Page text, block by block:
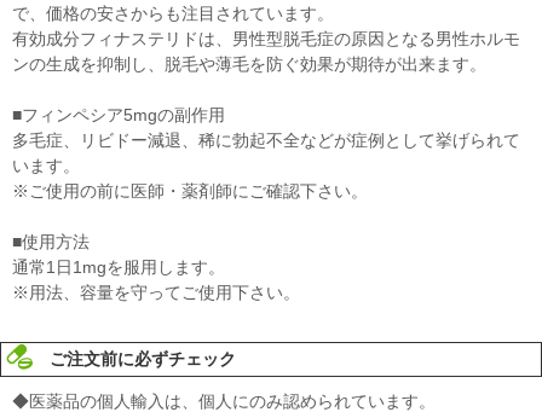
で、価格の安さからも注目されています。
有効成分フィナステリドは、男性型脱毛症の原因となる男性ホルモ
ンの生成を抑制し、脱毛や薄毛を防ぐ効果が期待が出来ます。
■フィンペシア5mgの副作用
多毛症、リビドー減退、稀に勃起不全などが症例として挙げられて
います。
※ご使用の前に医師・薬剤師にご確認下さい。
■使用方法
通常1日1mgを服用します。
※用法、容量を守ってご使用下さい。
ご注文前に必ずチェック
◆医薬品の個人輸入は、個人にのみ認められています。